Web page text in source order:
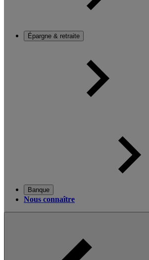
Épargne & retraite
Banque
Nous connaître